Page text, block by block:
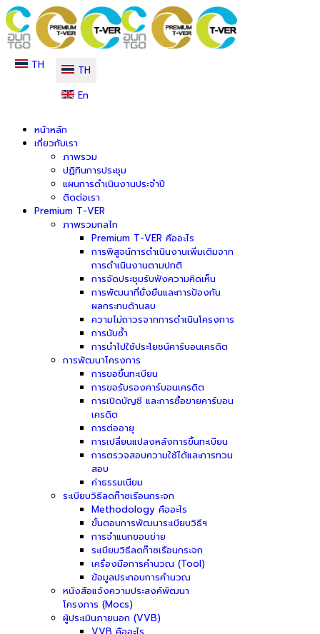
TH
TH
En
หน้าหลัก
เกี่ยวกับเรา
ภาพรวม
ปฏิทินการประชุม
แผนการดำเนินงานประจำปี
ติดต่อเรา
Premium T-VER
ภาพรวมกลไก
Premium T-VER คืออะไร
การพิสูจน์การดำเนินงานเพิ่มเติมจาก
การดำเนินงานตามปกติ
การจัดประชุมรับฟังความคิดเห็น
การพัฒนาที่ยั่งยืนและการป้องกัน
ผลกระทบด้านลบ
ความไม่ถาวรจากการดำเนินโครงการ
การนับซ้ำ
การนำไปใช้ประโยชน์คาร์บอนเครดิต
การพัฒนาโครงการ
การขอขึ้นทะเบียน
การขอรับรองคาร์บอนเครดิต
การเปิดบัญชี และการซื้อขายคาร์บอน
เครดิต
การต่ออายุ
การเปลี่ยนแปลงหลังการขึ้นทะเบียน
การตรวจสอบความใช้ได้และการทวน
สอบ
ค่าธรรมเนียม
ระเบียบวิธีลดก๊าซเรือนกระจก
Methodology คืออะไร
ขั้นตอนการพัฒนาระเบียบวิธีฯ
การจำแนกขอบข่าย
ระเบียบวิธีลดก๊าซเรือนกระจก
เครื่องมือการคำนวณ (Tool)
ข้อมูลประกอบการคำนวณ
หนังสือแจ้งความประสงค์พัฒนา
โครงการ (Mocs)
ผู้ประเมินภายนอก (VVB)